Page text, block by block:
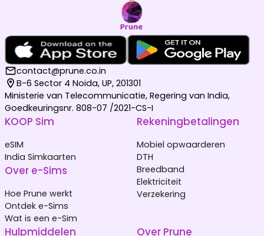
contact@prune.co.in
B-6 Sector 4 Noida, UP, 201301
Ministerie van Telecommunicatie, Regering van India,
Goedkeuringsnr. 808-07 /2021-CS-I
KOOP Sim
eSIM
India Simkaarten
Over e-Sims
Hoe Prune werkt
Ontdek e-Sims
Wat is een e-Sim
Rekeningbetalingen
Mobiel opwaarderen
DTH
Breedband
Elektriciteit
Verzekering
Hulpmiddelen Over Prune